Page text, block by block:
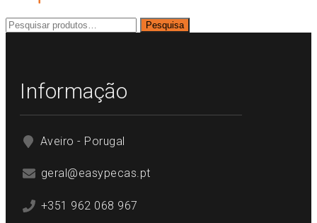
Pesquisar
por:
Pesquisa
Informação
Aveiro - Porugal
geral@easypecas.pt
+351 962 068 967